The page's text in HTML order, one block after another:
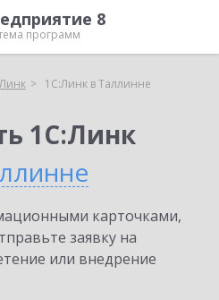
8
программ
1С:Линк в Таллинне
1С:Линк
карточками,
заявку на
или внедрение